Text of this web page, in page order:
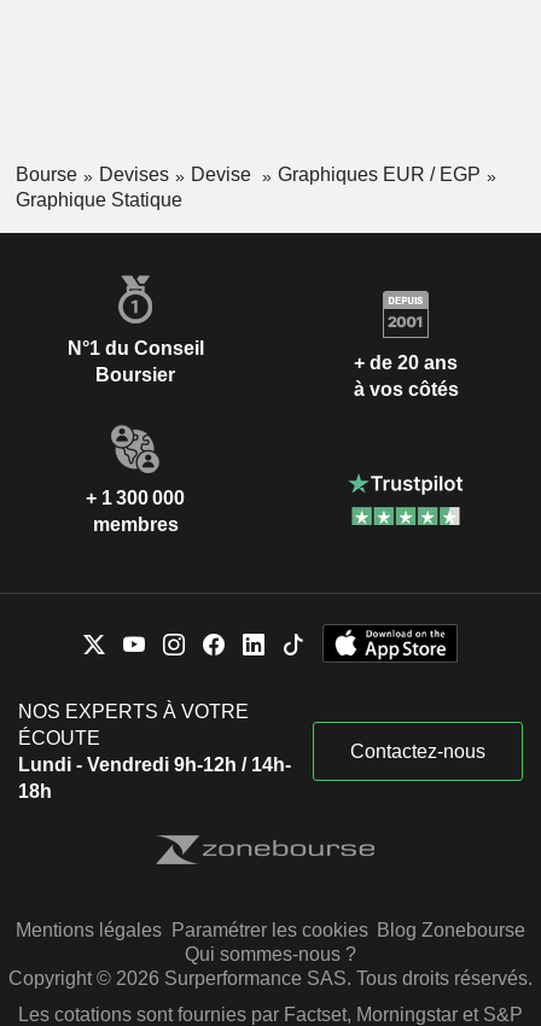
Bourse Devises Devise
Graphiques EUR / EGP
Graphique Statique
N°1 du Conseil
Boursier
+ de 20 ans
à vos côtés
+ 1 300 000
membres
NOS EXPERTS À VOTRE
ÉCOUTE
Lundi - Vendredi 9h-12h / 14h-
18h
Contactez-nous
Mentions légales Paramétrer les cookies Blog Zonebourse
Qui sommes-nous ?
Copyright © 2026 Surperformance SAS. Tous droits réservés.
Les cotations sont fournies par Factset, Morningstar et S&P